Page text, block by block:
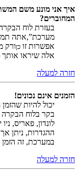
איך אני מונע משם
המחוברים?
בעזרת לוח
מערכת”,אתה
אפשרות זו כןורק
אלה שיראו
חזרה למעלה
הזמנים אינם נכונים!
יכול להיות
בקר בלוח הבקרה
לונדון, פאריס,
ההגדרות, ניתן
במערכת, זה הזמן
חזרה למעלה